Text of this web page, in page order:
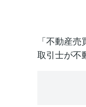
「不動産
取引士が不